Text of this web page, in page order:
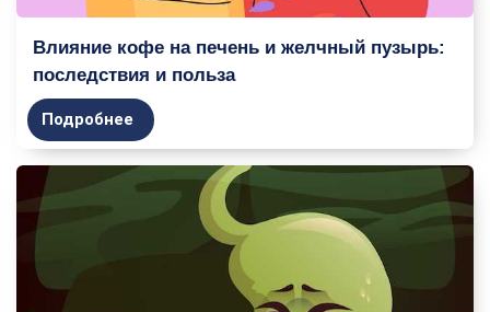
Влияние кофе на печень и желчный пузырь:
последствия и польза
Подробнее